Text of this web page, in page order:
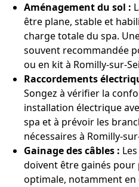
Aménagement du sol :
être plane, stable et
charge totale du spa.
souvent recommandée
ou en kit à Romilly-sur-
Raccordements
Songez à vérifier la
installation électrique
spa et à prévoir les
nécessaires à Romilly-
Gainage des câbles :
doivent être gainés
optimale, notamment en